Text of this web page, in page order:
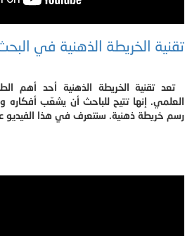
تقنية الخريطة الذهنية في
تعد تقنية الخريطة الذهنية أحد أهم
العلمي. إنها تتيح للباحث أن يشعّب أفكاره
رسم خريطة ذهنية. سنتعرف في هذا الفيديو